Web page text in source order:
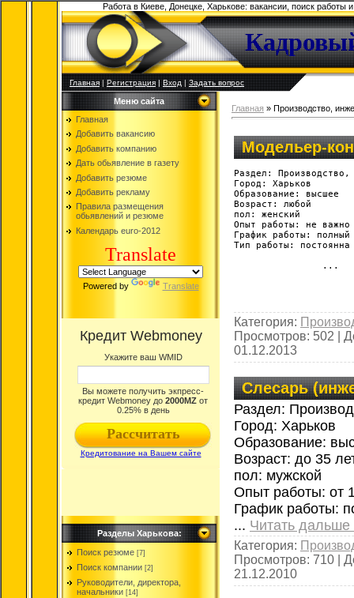
Работа в Киеве, Донецке, Харькове: вакансии, поиск работы
Главная|Регистрация|Вход|Задать вопрос
Меню сайта
Главная
Добавить вакансию
Добавить компанию
Дать обьявление в газету
Добавить резюме
Добавить рекламу
Правила размещения
обьявлений и резюме
Календарь euro-2012
Translate
Powered by Translate
Разделы Харькова:
Поиск резюме [7]
Поиск компании [2]
Руководители, директора,
начальники [14]
Главная » Производство,
Модельер-
Раздел:
Город: Харьков
Образование: высшее
Возраст: любой
пол: женский
Опыт работы: не важно
График работы: полный
Тип работы: постоянна
...
Категория:
Просмотров: 502
01.12.2013
Слесарь
Раздел:
Город: Харьков
Образование:
Возраст: до 35
пол: мужской
Опыт работы: от
График работы:
... Читать дальше
Категория:
Просмотров: 710
21.12.2010